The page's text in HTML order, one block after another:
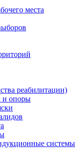
места
реабилитации)
и опоры
системы